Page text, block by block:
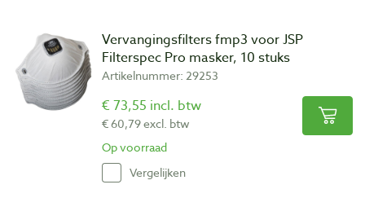
Vervangingsfilters fmp3 voor JSP
Filterspec Pro masker, 10 stuks
Artikelnummer: 29253
€ 73,55 incl. btw
€ 60,79 excl. btw
Op voorraad
Vergelijken